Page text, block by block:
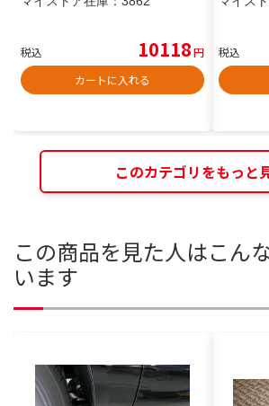
税込 10118円
カートに入れる
税込
このカテゴリをもっと
この商品を見た人はこん
います